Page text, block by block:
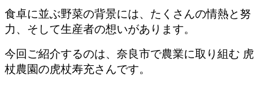
食卓に並ぶ野菜の背景には、たくさんの情熱と努
力、そして生産者の想いがあります。
今回ご紹介するのは、奈良市で農業に取り組む 虎
杖農園の虎杖寿充さんです。